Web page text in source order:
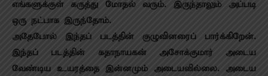
எங்களுக்குள் கருத்து மோதல் வரும். இருந்தாலும் அப்படி
ஒரு நட்பாக இருந்தோம்.
அதேபோல் இந்தப் படத்தின் குழுவினரைப் பார்க்கிறேன்.
இந்தப் படத்தின் கதாநாயகன் அசோக்குமார் அடைய
வேண்டிய உயரத்தை இன்னமும் அடையவில்லை. அடைய